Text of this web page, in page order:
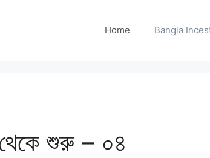
Home Bangla Incest
শুরু – ০৪